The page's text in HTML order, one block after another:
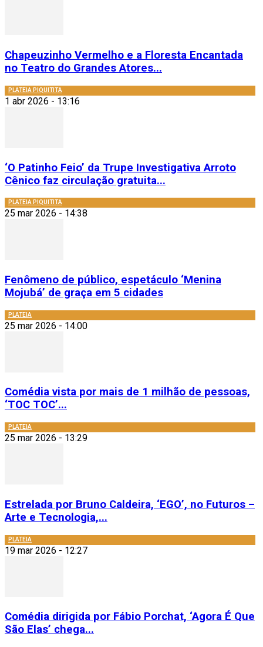
Chapeuzinho Vermelho e a Floresta Encantada
no Teatro do Grandes Atores...
PLATEIA PIQUITITA
1 abr 2026 - 13:16
‘O Patinho Feio’ da Trupe Investigativa Arroto
Cênico faz circulação gratuita...
PLATEIA PIQUITITA
25 mar 2026 - 14:38
Fenômeno de público, espetáculo ‘Menina
Mojubá’ de graça em 5 cidades
PLATEIA
25 mar 2026 - 14:00
Comédia vista por mais de 1 milhão de pessoas,
‘TOC TOC’...
PLATEIA
25 mar 2026 - 13:29
Estrelada por Bruno Caldeira, ‘EGO’, no Futuros –
Arte e Tecnologia,...
PLATEIA
19 mar 2026 - 12:27
Comédia dirigida por Fábio Porchat, ‘Agora É Que
São Elas’ chega...